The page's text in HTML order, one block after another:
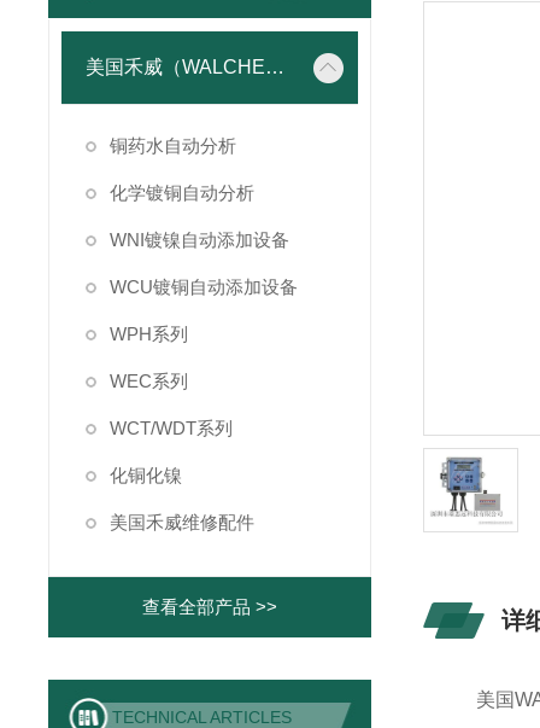
美国禾威（WALCHEM）自动添加控制器
铜药水自动分析
化学镀铜自动分析
WNI镀镍自动添加设备
WCU镀铜自动添加设备
WPH系列
WEC系列
WCT/WDT系列
化铜化镍
美国禾威维修配件
查看全部产品 >>
TECHNICAL ARTICLES
详
美国